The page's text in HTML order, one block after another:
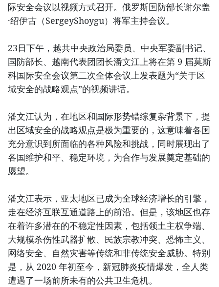
际安全会议以视频方式召开。俄罗斯国防部长谢尔盖
·绍伊古（SergeyShoygu）将军主持会议。
23日下午，越共中央政治局委员、中央军委副书记、
国防部长、越南代表团团长潘文江上将在第 9 届莫斯
科国际安全会议第二次全体会议上发表题为“关于区
域安全的战略观点”的视频讲话。
潘文江认为，在地区和国际形势错综复杂背景下，提
出区域安全的战略观点是极为重要的，这意味着各国
充分意识到所面临的各种风险和挑战，同时展现出了
各国维护和平、稳定环境，为合作与发展奠定基础的
愿望。
潘文江表示，亚太地区已成为全球经济增长的引擎，
走在经济互联互通道路上的前沿。但是，该地区也存
在着许多潜在的不稳定性因素，包括领土主权争端、
大规模杀伤性武器扩散、民族宗教冲突、恐怖主义、
网络安全、自然灾害等传统和非传统安全威胁。特别
是，从 2020 年初至今，新冠肺炎疫情爆发，全人类
遭遇了一场前所未有的公共卫生危机。